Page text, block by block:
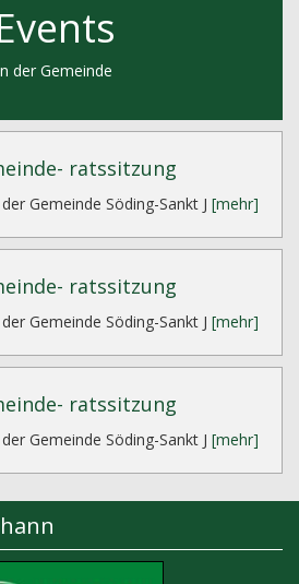
der Gemeinde
ratssitzung
Gemeinde Söding-Sankt J [mehr]
ratssitzung
Gemeinde Söding-Sankt J [mehr]
ratssitzung
Gemeinde Söding-Sankt J [mehr]